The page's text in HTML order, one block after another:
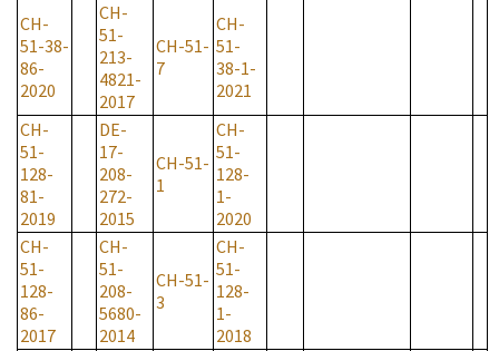
CH-
51-38-
86-
2020
CH-
51-
213-
4821-
2017
CH-51-
7
CH-
51-
38-1-
2021
CH-
51-
128-
81-
2019
DE-
17-
208-
272-
2015
CH-51-
1
CH-
51-
128-
1-
2020
CH-
51-
128-
86-
2017
CH-
51-
208-
5680-
2014
CH-51-
3
CH-
51-
128-
1-
2018